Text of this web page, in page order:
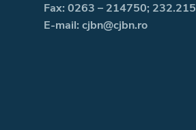
Fax: 0263 – 214750; 232.215
E-mail: cjbn@cjbn.ro